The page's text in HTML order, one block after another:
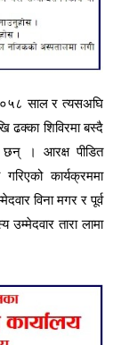
०५८ साल र त्यसअघि
ढक्का शिविरमा बस्दै
छन् । आरक्ष पीडित
कार्यक्रममा
विना मगर र पूर्व
तारा लामा